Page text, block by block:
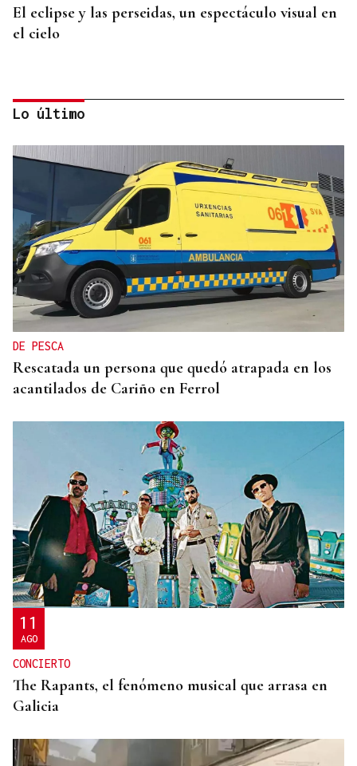
El eclipse y las perseidas, un espectáculo visual en
el cielo
ORÁCULO DAS BURGAS
Horóscopo del día: domingo, 9 de agosto
Lo último
DE PESCA
Rescatada un persona que quedó atrapada en los
acantilados de Cariño en Ferrol
11
AGO
CONCIERTO
The Rapants, el fenómeno musical que arrasa en
Galicia